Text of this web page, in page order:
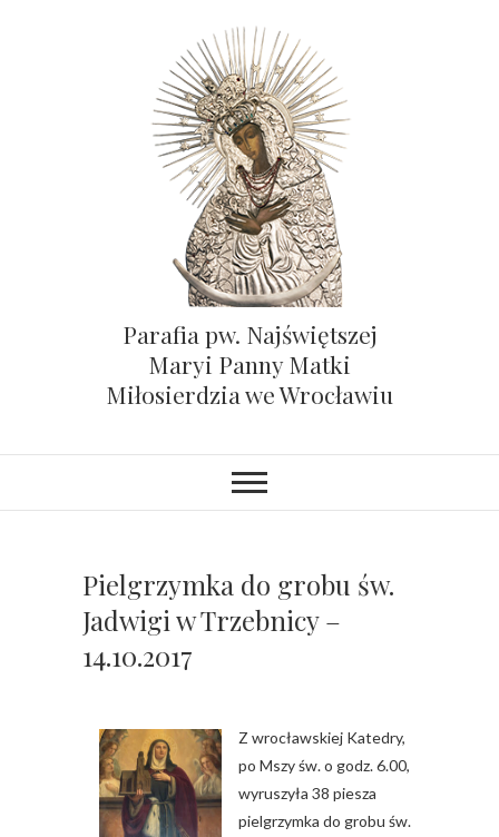
Parafia pw. Najświętszej
Maryi Panny Matki
Miłosierdzia we Wrocławiu
Pielgrzymka do grobu św.
Jadwigi w Trzebnicy –
14.10.2017
Z wrocławskiej Katedry,
po Mszy św. o godz. 6.00,
wyruszyła 38 piesza
pielgrzymka do grobu św.